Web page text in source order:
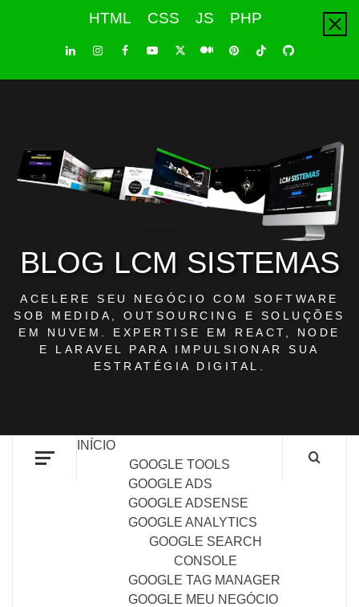
HTML CSS JS PHP
LinkedInInstagramFacebookYoutube
X PinterestTiktokGithub
BLOG LCM SISTEMAS
ACELERE SEU NEGÓCIO COM SOFTWARE
SOB MEDIDA, OUTSOURCING E SOLUÇÕES
EM NUVEM. EXPERTISE EM REACT, NODE
E LARAVEL PARA IMPULSIONAR SUA
ESTRATÉGIA DIGITAL.
INÍCIO
GOOGLE TOOLS
GOOGLE ADS
GOOGLE ADSENSE
GOOGLE ANALYTICS
GOOGLE SEARCH
CONSOLE
GOOGLE TAG MANAGER
GOOGLE MEU NEGÓCIO